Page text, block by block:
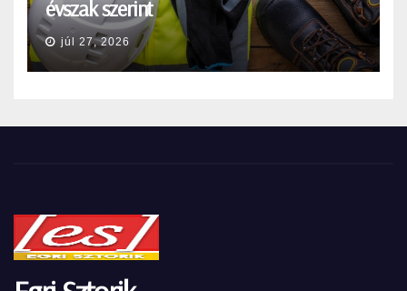
évszak szerint
júl 27, 2026